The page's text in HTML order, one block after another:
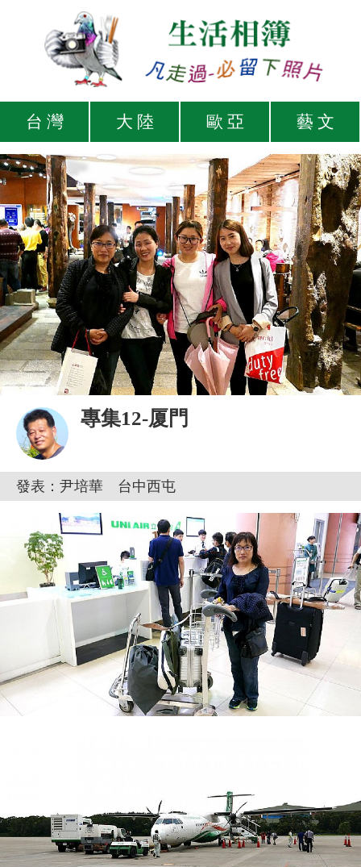
台 灣 大 陸 歐 亞 藝 文
專集12-厦門
發表：尹培華 台中西屯